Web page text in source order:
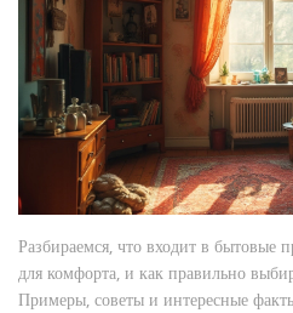
Разбираемся, что входит в
для комфорта, и как правильно
Примеры, советы и интересные